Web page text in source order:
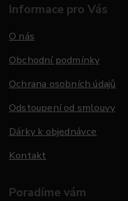
Informace pro Vás
O nás
Obchodní podmínky
Ochrana osobních údajů
Odstoupení od smlouvy
Dárky k objednávce
Kontakt
Poradíme vám